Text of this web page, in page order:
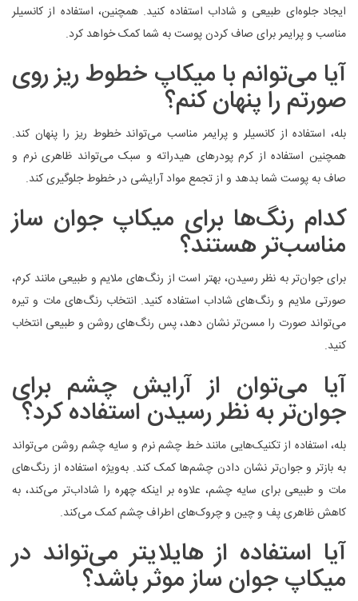
ایجاد جلوه‌ای طبیعی و شاداب استفاده کنید. همچنین، استفاده از کانسیلر
مناسب و پرایمر برای صاف کردن پوست به شما کمک خواهد کرد.
آیا می‌توانم با میکاپ خطوط ریز روی
صورتم را پنهان کنم؟
بله، استفاده از کانسیلر و پرایمر مناسب می‌تواند خطوط ریز را پنهان کند.
همچنین استفاده از کرم پودرهای هیدراته و سبک می‌تواند ظاهری نرم و
صاف به پوست شما بدهد و از تجمع مواد آرایشی در خطوط جلوگیری کند.
کدام رنگ‌ها برای میکاپ جوان ساز
مناسب‌تر هستند؟
برای جوان‌تر به نظر رسیدن، بهتر است از رنگ‌های ملایم و طبیعی مانند کرم،
صورتی ملایم و رنگ‌های شاداب استفاده کنید. انتخاب رنگ‌های مات و تیره
می‌تواند صورت را مسن‌تر نشان دهد، پس رنگ‌های روشن و طبیعی انتخاب
کنید.
آیا می‌توان از آرایش چشم برای
جوان‌تر به نظر رسیدن استفاده کرد؟
بله، استفاده از تکنیک‌هایی مانند خط چشم نرم و سایه چشم روشن می‌تواند
به بازتر و جوان‌تر نشان دادن چشم‌ها کمک کند. به‌ویژه استفاده از رنگ‌های
مات و طبیعی برای سایه چشم، علاوه بر اینکه چهره را شاداب‌تر می‌کند، به
کاهش ظاهری پف و چین و چروک‌های اطراف چشم کمک می‌کند.
آیا استفاده از هایلایتر می‌تواند در
میکاپ جوان ساز موثر باشد؟